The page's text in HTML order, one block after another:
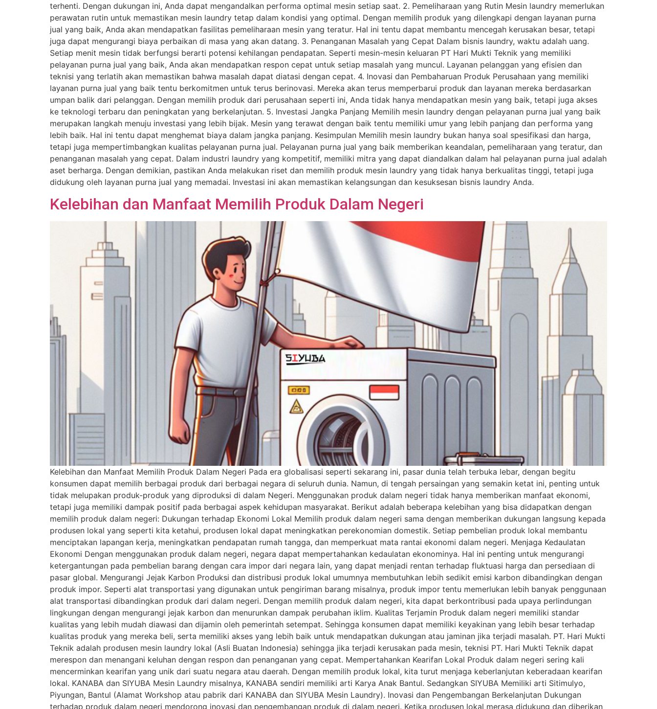
terhenti. Dengan dukungan ini, Anda dapat mengandalkan performa optimal mesin setiap saat. 2. Pemeliharaan yang Rutin Mesin laundry memerlukan
perawatan rutin untuk memastikan mesin laundry tetap dalam kondisi yang optimal. Dengan memilih produk yang dilengkapi dengan layanan purna
jual yang baik, Anda akan mendapatkan fasilitas pemeliharaan mesin yang teratur. Hal ini tentu dapat membantu mencegah kerusakan besar, tetapi
juga dapat mengurangi biaya perbaikan di masa yang akan datang. 3. Penanganan Masalah yang Cepat Dalam bisnis laundry, waktu adalah uang.
Setiap menit mesin tidak berfungsi berarti potensi kehilangan pendapatan. Seperti mesin-mesin keluaran PT Hari Mukti Teknik yang memiliki
pelayanan purna jual yang baik, Anda akan mendapatkan respon cepat untuk setiap masalah yang muncul. Layanan pelanggan yang efisien dan
teknisi yang terlatih akan memastikan bahwa masalah dapat diatasi dengan cepat. 4. Inovasi dan Pembaharuan Produk Perusahaan yang memiliki
layanan purna jual yang baik tentu berkomitmen untuk terus berinovasi. Mereka akan terus memperbarui produk dan layanan mereka berdasarkan
umpan balik dari pelanggan. Dengan memilih produk dari perusahaan seperti ini, Anda tidak hanya mendapatkan mesin yang baik, tetapi juga akses
ke teknologi terbaru dan peningkatan yang berkelanjutan. 5. Investasi Jangka Panjang Memilih mesin laundry dengan pelayanan purna jual yang baik
merupakan langkah menuju investasi yang lebih bijak. Mesin yang terawat dengan baik tentu memiliki umur yang lebih panjang dan performa yang
lebih baik. Hal ini tentu dapat menghemat biaya dalam jangka panjang. Kesimpulan Memilih mesin laundry bukan hanya soal spesifikasi dan harga,
tetapi juga mempertimbangkan kualitas pelayanan purna jual. Pelayanan purna jual yang baik memberikan keandalan, pemeliharaan yang teratur, dan
penanganan masalah yang cepat. Dalam industri laundry yang kompetitif, memiliki mitra yang dapat diandalkan dalam hal pelayanan purna jual adalah
aset berharga. Dengan demikian, pastikan Anda melakukan riset dan memilih produk mesin laundry yang tidak hanya berkualitas tinggi, tetapi juga
didukung oleh layanan purna jual yang memadai. Investasi ini akan memastikan kelangsungan dan kesuksesan bisnis laundry Anda.
Kelebihan dan Manfaat Memilih Produk Dalam Negeri
Kelebihan dan Manfaat Memilih Produk Dalam Negeri Pada era globalisasi seperti sekarang ini, pasar dunia telah terbuka lebar, dengan begitu
konsumen dapat memilih berbagai produk dari berbagai negara di seluruh dunia. Namun, di tengah persaingan yang semakin ketat ini, penting untuk
tidak melupakan produk-produk yang diproduksi di dalam Negeri. Menggunakan produk dalam negeri tidak hanya memberikan manfaat ekonomi,
tetapi juga memiliki dampak positif pada berbagai aspek kehidupan masyarakat. Berikut adalah beberapa kelebihan yang bisa didapatkan dengan
memilih produk dalam negeri: Dukungan terhadap Ekonomi Lokal Memilih produk dalam negeri sama dengan memberikan dukungan langsung kepada
produsen lokal yang seperti kita ketahui, produsen lokal dapat meningkatkan perekonomian domestik. Setiap pembelian produk lokal membantu
menciptakan lapangan kerja, meningkatkan pendapatan rumah tangga, dan memperkuat mata rantai ekonomi dalam negeri. Menjaga Kedaulatan
Ekonomi Dengan menggunakan produk dalam negeri, negara dapat mempertahankan kedaulatan ekonominya. Hal ini penting untuk mengurangi
ketergantungan pada pembelian barang dengan cara impor dari negara lain, yang dapat menjadi rentan terhadap fluktuasi harga dan persediaan di
pasar global. Mengurangi Jejak Karbon Produksi dan distribusi produk lokal umumnya membutuhkan lebih sedikit emisi karbon dibandingkan dengan
produk impor. Seperti alat transportasi yang digunakan untuk pengiriman barang misalnya, produk impor tentu memerlukan lebih banyak penggunaan
alat transportasi dibandingkan produk dari dalam negeri. Dengan memilih produk dalam negeri, kita dapat berkontribusi pada upaya perlindungan
lingkungan dengan mengurangi jejak karbon dan menurunkan dampak perubahan iklim. Kualitas Terjamin Produk dalam negeri memiliki standar
kualitas yang lebih mudah diawasi dan dijamin oleh pemerintah setempat. Sehingga konsumen dapat memiliki keyakinan yang lebih besar terhadap
kualitas produk yang mereka beli, serta memiliki akses yang lebih baik untuk mendapatkan dukungan atau jaminan jika terjadi masalah. PT. Hari Mukti
Teknik adalah produsen mesin laundry lokal (Asli Buatan Indonesia) sehingga jika terjadi kerusakan pada mesin, teknisi PT. Hari Mukti Teknik dapat
merespon dan menangani keluhan dengan respon dan penanganan yang cepat. Mempertahankan Kearifan Lokal Produk dalam negeri sering kali
mencerminkan kearifan yang unik dari suatu negara atau daerah. Dengan memilih produk lokal, kita turut menjaga keberlanjutan keberadaan kearifan
lokal. KANABA dan SIYUBA Mesin Laundry misalnya, KANABA sendiri memiliki arti Karya Anak Bantul. Sedangkan SIYUBA Memiliki arti Sitimulyo,
Piyungan, Bantul (Alamat Workshop atau pabrik dari KANABA dan SIYUBA Mesin Laundry). Inovasi dan Pengembangan Berkelanjutan Dukungan
terhadap produk dalam negeri mendorong inovasi dan pengembangan produk di dalam negeri. Ketika produsen lokal merasa didukung dan diberikan